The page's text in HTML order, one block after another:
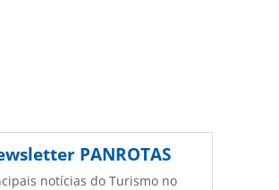
PANROTAS
notícias do Turismo no